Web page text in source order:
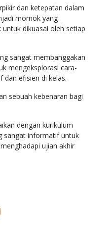
dan ketepatan dalam
momok yang
dikuasai oleh setiap
sangat membanggakan
mengeksplorasi cara-
dan efisien di kelas.
sebuah kebenaran bagi
dengan kurikulum
sangat informatif untuk
ujian akhir